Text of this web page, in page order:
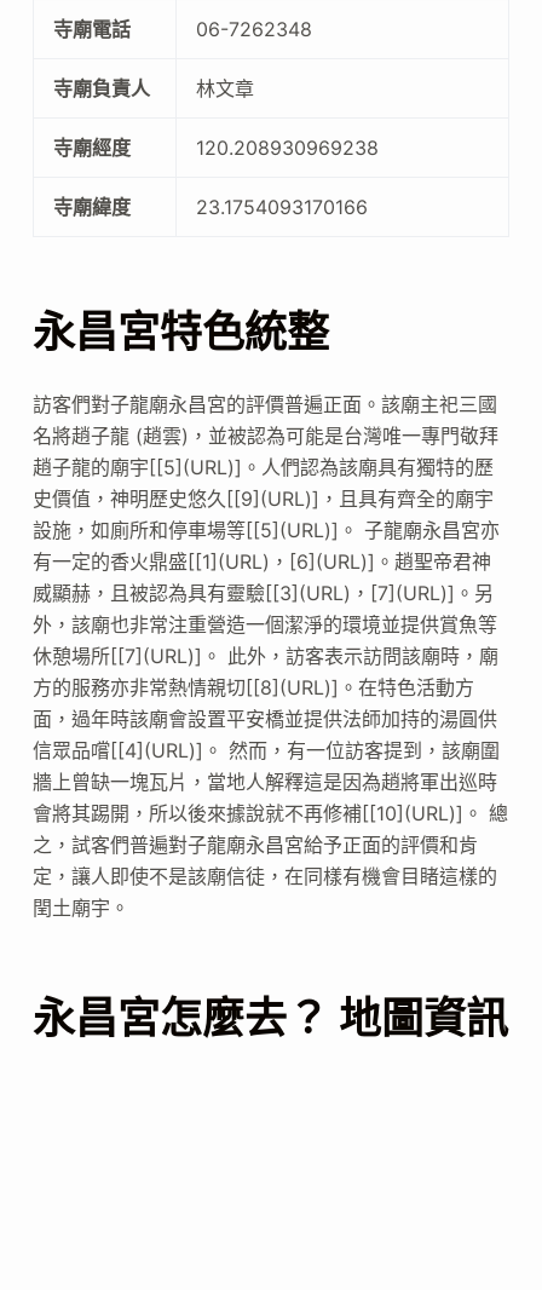
寺廟電話 06-7262348
寺廟負責人 林文章
寺廟經度 120.208930969238
寺廟緯度 23.1754093170166
永昌宮特色統整
訪客們對子龍廟永昌宮的評價普遍正面。該廟主祀三國
名將趙子龍 (趙雲)，並被認為可能是台灣唯一專門敬拜
趙子龍的廟宇[[5](URL)]。人們認為該廟具有獨特的歷
史價值，神明歷史悠久[[9](URL)]，且具有齊全的廟宇
設施，如廁所和停車場等[[5](URL)]。 子龍廟永昌宮亦
有一定的香火鼎盛[[1](URL)，[6](URL)]。趙聖帝君神
威顯赫，且被認為具有靈驗[[3](URL)，[7](URL)]。另
外，該廟也非常注重營造一個潔淨的環境並提供賞魚等
休憩場所[[7](URL)]。 此外，訪客表示訪問該廟時，廟
方的服務亦非常熱情親切[[8](URL)]。在特色活動方
面，過年時該廟會設置平安橋並提供法師加持的湯圓供
信眾品嚐[[4](URL)]。 然而，有一位訪客提到，該廟圍
牆上曾缺一塊瓦片，當地人解釋這是因為趙將軍出巡時
會將其踢開，所以後來據說就不再修補[[10](URL)]。 總
之，試客們普遍對子龍廟永昌宮給予正面的評價和肯
定，讓人即使不是該廟信徒，在同樣有機會目睹這樣的
閏土廟宇。
永昌宮怎麼去？ 地圖資訊